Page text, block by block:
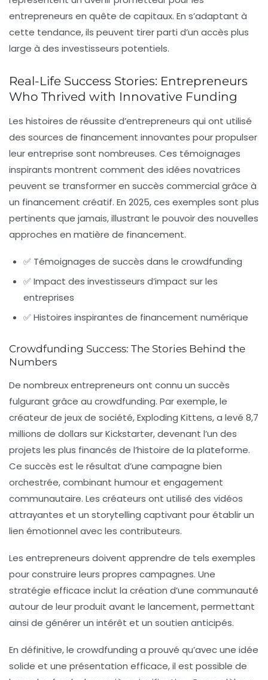
entrepreneurs en quête de capitaux. En s’adaptant à
cette tendance, ils peuvent tirer parti d’un accès plus
large à des investisseurs potentiels.
Real-Life Success Stories: Entrepreneurs
Who Thrived with Innovative Funding
Les histoires de réussite d’entrepreneurs qui ont utilisé
des sources de financement innovantes pour propulser
leur entreprise sont nombreuses. Ces témoignages
inspirants montrent comment des idées novatrices
peuvent se transformer en succès commercial grâce à
un financement créatif. En 2025, ces exemples sont plus
pertinents que jamais, illustrant le pouvoir des nouvelles
approches en matière de financement.
✅ Témoignages de succès dans le crowdfunding
✅ Impact des investisseurs d’impact sur les
entreprises
✅ Histoires inspirantes de financement numérique
Crowdfunding Success: The Stories Behind the
Numbers
De nombreux entrepreneurs ont connu un succès
fulgurant grâce au crowdfunding. Par exemple, le
créateur de jeux de société, Exploding Kittens, a levé 8,7
millions de dollars sur Kickstarter, devenant l’un des
projets les plus financés de l’histoire de la plateforme.
Ce succès est le résultat d’une campagne bien
orchestrée, combinant humour et engagement
communautaire. Les créateurs ont utilisé des vidéos
attrayantes et un storytelling captivant pour établir un
lien émotionnel avec les contributeurs.
Les entrepreneurs doivent apprendre de tels exemples
pour construire leurs propres campagnes. Une
stratégie efficace inclut la création d’une communauté
autour de leur produit avant le lancement, permettant
ainsi de générer un intérêt et un soutien anticipés.
En définitive, le crowdfunding a prouvé qu’avec une idée
solide et une présentation efficace, il est possible de